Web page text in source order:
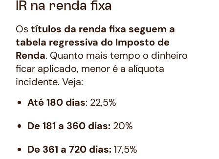
IR na renda fixa
Os títulos da renda fixa seguem a
tabela regressiva do Imposto de
Renda. Quanto mais tempo o dinheiro
ficar aplicado, menor é a alíquota
incidente. Veja:
Até 180 dias: 22,5%
De 181 a 360 dias: 20%
De 361 a 720 dias:17,5%